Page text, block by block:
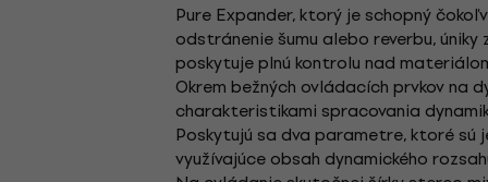
Pure Expander, ktorý je schopný
odstránenie šumu alebo reverbu,
poskytuje plnú kontrolu nad
Okrem bežných ovládacích prvkov na
charakteristikami spracovania
Poskytujú sa dva parametre, ktoré sú
využívajúce obsah dynamického